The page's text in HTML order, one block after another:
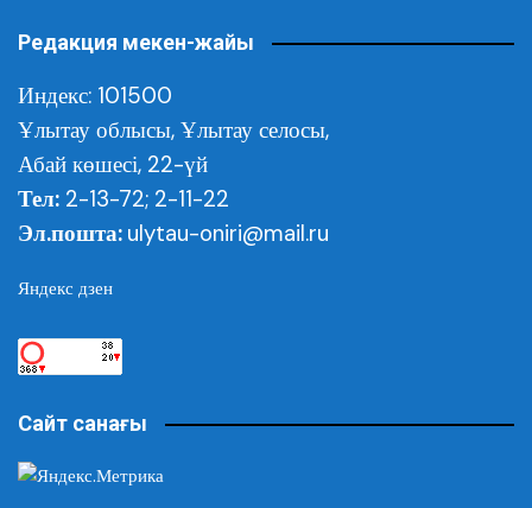
Редакция мекен-жайы
Индекс: 101500
Ұлытау облысы, Ұлытау селосы,
Абай көшесі, 22-үй
Тел: 2-13-72; 2-11-22
Эл.пошта: ulytau-oniri@mail.ru
Яндекс дзен
Сайт санағы